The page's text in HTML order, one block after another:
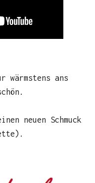
wärmstens ans
neuen Schmuck